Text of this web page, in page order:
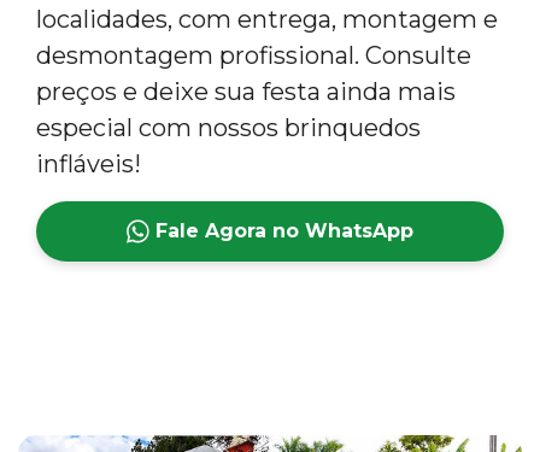
localidades, com entrega, montagem e
desmontagem profissional. Consulte
preços e deixe sua festa ainda mais
especial com nossos brinquedos
infláveis!
Fale Agora no WhatsApp